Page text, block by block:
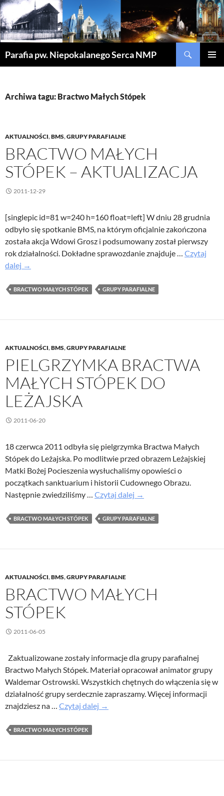
Parafia pw. Niepokalanego Serca NMP
Archiwa tagu: Bractwo Małych Stópek
AKTUALNOŚCI,BMS,GRUPY PARAFIALNE
BRACTWO MAŁYCH
STÓPEK – AKTUALIZACJA
2011-12-29
[singlepic id=81 w=240 h=160 float=left] W dniu 28 grudnia
odbyło się spotkanie BMS, na którym oficjalnie zakończona
została akcja Wdowi Grosz i podsumowany został pierwszy
rok działalności. Dokładne sprawozdanie znajduje … Czytaj
dalej Bractwo
Stópek
→
BRACTWO MAŁYCH STÓPEK GRUPY PARAFIALNE
AKTUALNOŚCI,BMS,GRUPY PARAFIALNE
PIELGRZYMKA BRACTWA
MAŁYCH STÓPEK DO
LEŻAJSKA
2011-06-20
18 czerwca 2011 odbyła się pielgrzymka Bractwa Małych
Stópek do Leżajska. Po modlitwie przed obrazem Leżajskiej
Matki Bożej Pocieszenia wysłuchaliśmy opowieści o
początkach sanktuarium i historii Cudownego Obrazu.
Następnie zwiedziliśmy … Czytaj dalej Pielgrzymka
Małych
→
BRACTWO MAŁYCH STÓPEK GRUPY PARAFIALNE
AKTUALNOŚCI,BMS,GRUPY PARAFIALNE
BRACTWO MAŁYCH
STÓPEK
2011-06-05
Zaktualizowane zostały informacje dla grupy parafialnej
Bractwo Małych Stópek. Materiał opracował animator grupy
Waldemar Ostrowski. Wszystkich chętnych do włączenia się w
działalność grupy serdecznie zapraszamy. Więcej informacji
znajdziesz na … Czytaj dalej Bractwo
→
BRACTWO MAŁYCH STÓPEK